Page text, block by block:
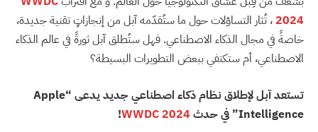
2024، تُثار التساؤلات حول ما ستُقدّمه آبل من إنجازاتٍ تقنية جديدة،
خاصةً في مجال الذكاء الاصطناعي. فهل ستُطلق آبل ثورةً في عالم الذكاء
الاصطناعي، أم ستكتفي ببعض التطويرات البسيطة؟
تستعد آبل لإطلاق نظام ذكاء اصطناعي جديد يدعى “Apple
Intelligence” في حدث
WWDC 2024
!